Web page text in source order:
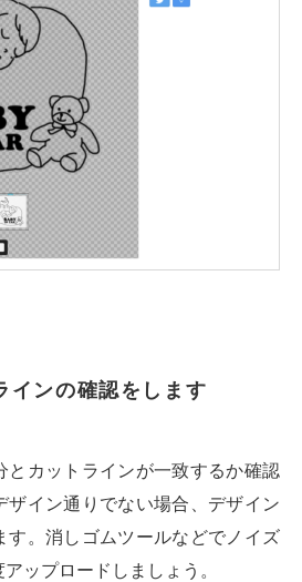
インの確認をします
とカットラインが一致するか確認
ザイン通りでない場合、デザイン
す。消しゴムツールなどでノイズ
ップロードしましょう。